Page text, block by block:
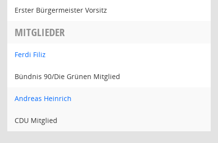
Erster Bürgermeister Vorsitz
MITGLIEDER
Ferdi Filiz
Bündnis 90/Die Grünen Mitglied
Andreas Heinrich
CDU Mitglied